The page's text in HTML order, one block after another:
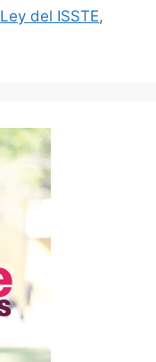
Ley del ISSTE,